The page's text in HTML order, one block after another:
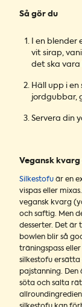
Så gör du
I en
vit sirap,
det ska vara
Häll upp i
jordgubbar,
Servera din
Vegansk
Silkestofu är en
vispas eller
vegansk kvarg
och saftig. Men
desserter. Det är
bowlen blir så
träningspass
silkestofu
pajstanning.
söta och salta